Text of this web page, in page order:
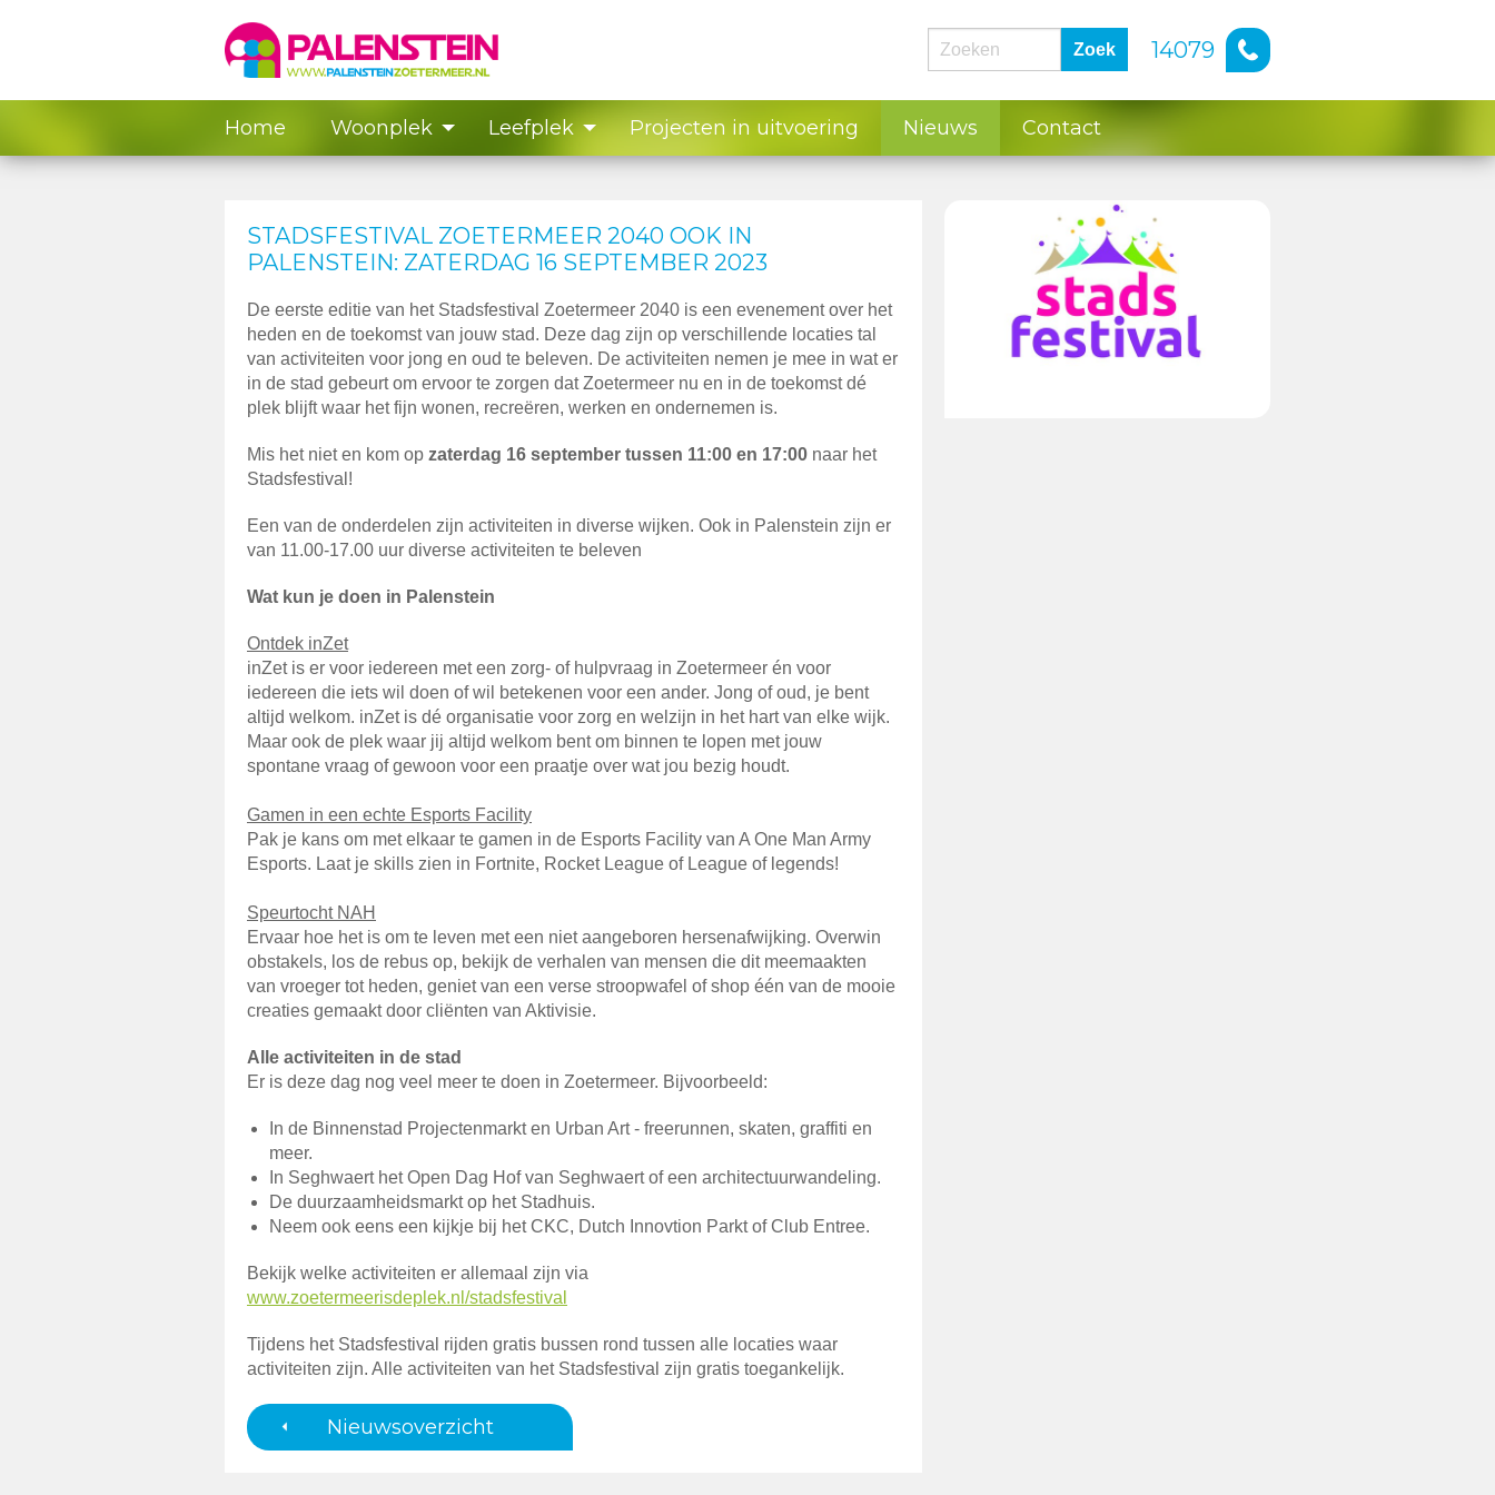
Zoek 14079
Home Woonplek Leefplek Projecten in uitvoering Nieuws Contact
STADSFESTIVAL ZOETERMEER 2040 OOK IN
PALENSTEIN: ZATERDAG 16 SEPTEMBER 2023
De eerste editie van het Stadsfestival Zoetermeer 2040 is een evenement over het
heden en de toekomst van jouw stad. Deze dag zijn op verschillende locaties tal
van activiteiten voor jong en oud te beleven. De activiteiten nemen je mee in wat er
in de stad gebeurt om ervoor te zorgen dat Zoetermeer nu en in de toekomst dé
plek blijft waar het fijn wonen, recreëren, werken en ondernemen is.
Mis het niet en kom op zaterdag 16 september tussen 11:00 en 17:00 naar het
Stadsfestival!
Een van de onderdelen zijn activiteiten in diverse wijken. Ook in Palenstein zijn er
van 11.00-17.00 uur diverse activiteiten te beleven
Wat kun je doen in Palenstein
Ontdek inZet
inZet is er voor iedereen met een zorg- of hulpvraag in Zoetermeer én voor
iedereen die iets wil doen of wil betekenen voor een ander. Jong of oud, je bent
altijd welkom. inZet is dé organisatie voor zorg en welzijn in het hart van elke wijk.
Maar ook de plek waar jij altijd welkom bent om binnen te lopen met jouw
spontane vraag of gewoon voor een praatje over wat jou bezig houdt.
Gamen in een echte Esports Facility
Pak je kans om met elkaar te gamen in de Esports Facility van A One Man Army
Esports. Laat je skills zien in Fortnite, Rocket League of League of legends!
Speurtocht NAH
Ervaar hoe het is om te leven met een niet aangeboren hersenafwijking. Overwin
obstakels, los de rebus op, bekijk de verhalen van mensen die dit meemaakten
van vroeger tot heden, geniet van een verse stroopwafel of shop één van de mooie
creaties gemaakt door cliënten van Aktivisie.
Alle activiteiten in de stad
Er is deze dag nog veel meer te doen in Zoetermeer. Bijvoorbeeld:
In de Binnenstad Projectenmarkt en Urban Art - freerunnen, skaten, graffiti en
meer.
In Seghwaert het Open Dag Hof van Seghwaert of een architectuurwandeling.
De duurzaamheidsmarkt op het Stadhuis.
Neem ook eens een kijkje bij het CKC, Dutch Innovtion Parkt of Club Entree.
Bekijk welke activiteiten er allemaal zijn via
www.zoetermeerisdeplek.nl/stadsfestival
Tijdens het Stadsfestival rijden gratis bussen rond tussen alle locaties waar
activiteiten zijn. Alle activiteiten van het Stadsfestival zijn gratis toegankelijk.
Nieuwsoverzicht